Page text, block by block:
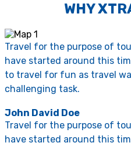
WHY
Travel for the purpose of
have started around this
to travel for fun as travel
challenging task.
John David Doe
Travel for the purpose of
have started around this